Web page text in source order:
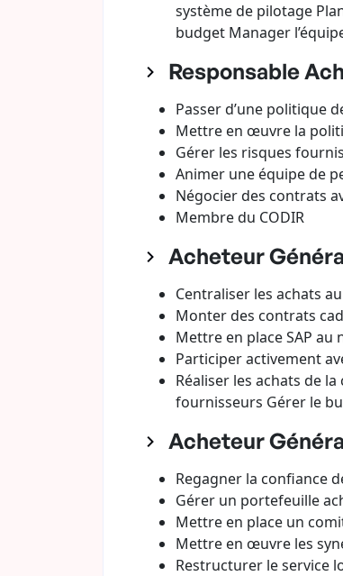
système de pilotage
budget Manager
Responsable
Passer d’une politique
Mettre en œuvre la
Gérer les risques
Animer une équipe de
Négocier des contrats
Membre du CODIR
Acheteur
Centraliser les achats
Monter des contrats
Mettre en place SAP au
Participer activement
Réaliser les achats de
fournisseurs Gérer le
Acheteur
Regagner la confiance
Gérer un portefeuille
Mettre en place un
Mettre en œuvre les
Restructurer le service